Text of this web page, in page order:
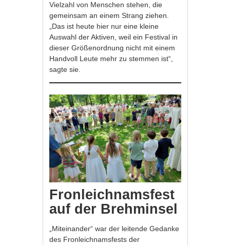
Vielzahl von Menschen stehen, die
gemeinsam an einem Strang ziehen.
„Das ist heute hier nur eine kleine
Auswahl der Aktiven, weil ein Festival in
dieser Größenordnung nicht mit einem
Handvoll Leute mehr zu stemmen ist“,
sagte sie.
Fronleichnamsfest
auf der Brehminsel
„Miteinander“ war der leitende Gedanke
des Fronleichnamsfests der